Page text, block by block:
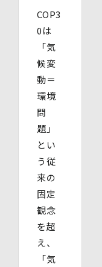
・ いずれかの写
登記事項証明書
類）
【委任による代理
・ 委任状
・ 委任を受けたご
(3)開示等のご請求
1回のお求めにつ
す。その他の方法
相談させていただ
(4)開示等の請求及
個人情報保護管理者
株式会社バイウィ
・住所：東京都中
7丁目ビル 4階
・連絡先：
【個人情報を与え
かった場合に生じ
COP3
0は
「気
候変
動＝
環境
問
題」
とい
う従
来の
固定
観念
を超
え、
「気